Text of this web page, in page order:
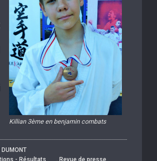
Killian 3ème en benjamin combats
,